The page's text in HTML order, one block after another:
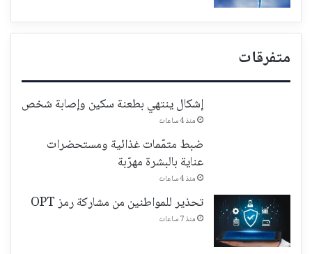
متفرقات
إشكال ينتهي بطعنة سكين وإصابة شخص
منذ 4 ساعات
ضبط متمّمات غذائية ومستحضرات
عناية بالبشرة مهرّبة
منذ 4 ساعات
تحذير للمواطنين من مشاركة رمز OPT
منذ 7 ساعات